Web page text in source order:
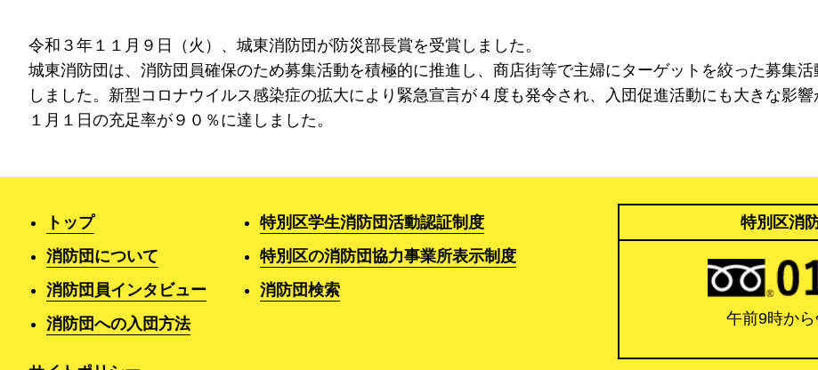
令和３年１１月９日（火）、城東消防団が防災部長賞を受賞しました。
城東消防団は、消防団員確保のため募集活動を積極的に推進し、商店街等で主婦にターゲットを絞った募集
しました。新型コロナウイルス感染症の拡大により緊急宣言が４度も発令され、入団促進活動にも大きな影
１月１日の充足率が９０％に達しました。
トップ
消防団について
消防団員インタビュー
消防団への入団方法
特別区学生消防団活動認証制度
特別区の消防団協力事業所表示制度
消防団検索
特別区消
午前9時か